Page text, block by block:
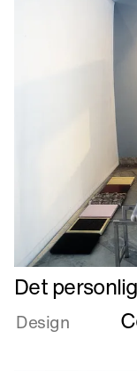
Læs
mere
om
Det
Design